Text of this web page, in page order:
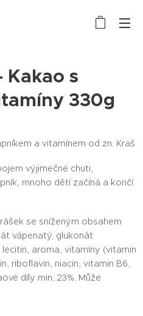
Kakao s
330g
a vitamínem od zn. Kraš
výjimečné chuti,
mnoho dětí začíná a končí
se sníženým obsahem
vápenatý, glukonát
aroma, vitamíny (vitamin
riboflavin, niacin, vitamin B6,
díly min. 23%. Může